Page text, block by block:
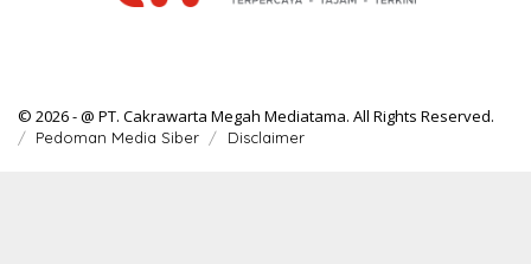
© 2026 - @ PT. Cakrawarta Megah Mediatama. All Rights Reserved.
Pedoman Media Siber Disclaimer